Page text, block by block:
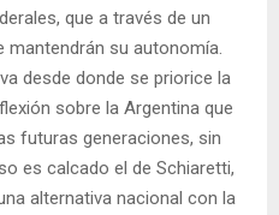
que a través de un
mantendrán su autonomía.
desde donde se priorice la
sobre la Argentina que
futuras generaciones, sin
es calcado el de Schiaretti,
alternativa nacional con la